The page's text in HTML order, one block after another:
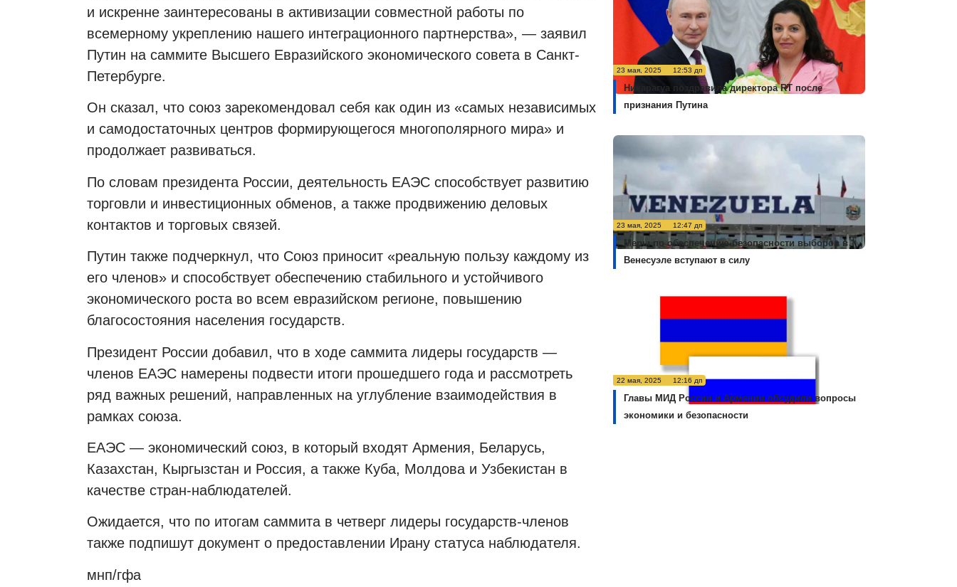
и искренне заинтересованы в активизации совместной работы по
всемерному укреплению нашего интеграционного партнерства», — заявил
Путин на саммите Высшего Евразийского экономического совета в Санкт-
Петербурге.
Он сказал, что союз зарекомендовал себя как один из «самых независимых
и самодостаточных центров формирующегося многополярного мира» и
продолжает развиваться.
По словам президента России, деятельность ЕАЭС способствует развитию
торговли и инвестиционных обменов, а также продвижению деловых
контактов и торговых связей.
Путин также подчеркнул, что Союз приносит «реальную пользу каждому из
его членов» и способствует обеспечению стабильного и устойчивого
экономического роста во всем евразийском регионе, повышению
благосостояния населения государств.
Президент России добавил, что в ходе саммита лидеры государств —
членов ЕАЭС намерены подвести итоги прошедшего года и рассмотреть
ряд важных решений, направленных на углубление взаимодействия в
рамках союза.
ЕАЭС — экономический союз, в который входят Армения, Беларусь,
Казахстан, Кыргызстан и Россия, а также Куба, Молдова и Узбекистан в
качестве стран-наблюдателей.
Ожидается, что по итогам саммита в четверг лидеры государств-членов
также подпишут документ о предоставлении Ирану статуса наблюдателя.
мнп/гфа
23 мая, 2025 12:53 дп
Никарагуа поздравила директора RT после
признания Путина
23 мая, 2025 12:47 дп
Меры по обеспечению безопасности выборов в
Венесуэле вступают в силу
22 мая, 2025 12:16 дп
Главы МИД России и Армении обсудили вопросы
экономики и безопасности